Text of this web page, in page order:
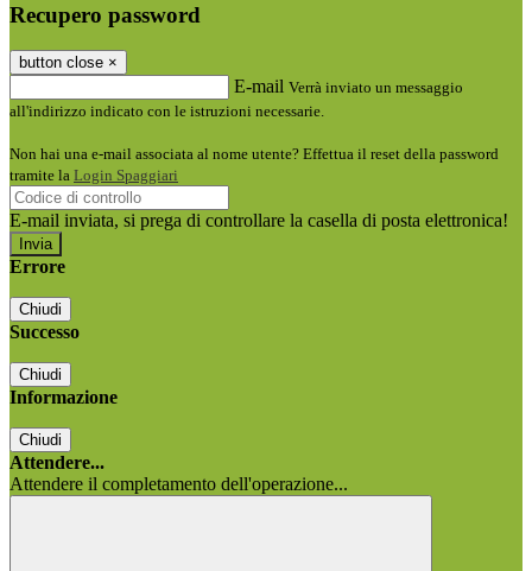
Recupero password
button close ×
E-mail Verrà inviato un messaggio
all'indirizzo indicato con le istruzioni necessarie.
Non hai una e-mail associata al nome utente? Effettua il reset della password
tramite la Login Spaggiari
E-mail inviata, si prega di controllare la casella di posta elettronica!
Errore
Chiudi
Successo
Chiudi
Informazione
Chiudi
Attendere...
Attendere il completamento dell'operazione...